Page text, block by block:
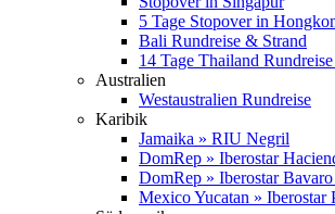
5 Tage Stopover in
Bali Rundreise & Strand
14 Tage Thailand
Australien
Westaustralien Rundreise
Karibik
Jamaika » RIU Negril
DomRep » Iberostar
DomRep » Iberostar
Mexico Yucatan » Iberostar